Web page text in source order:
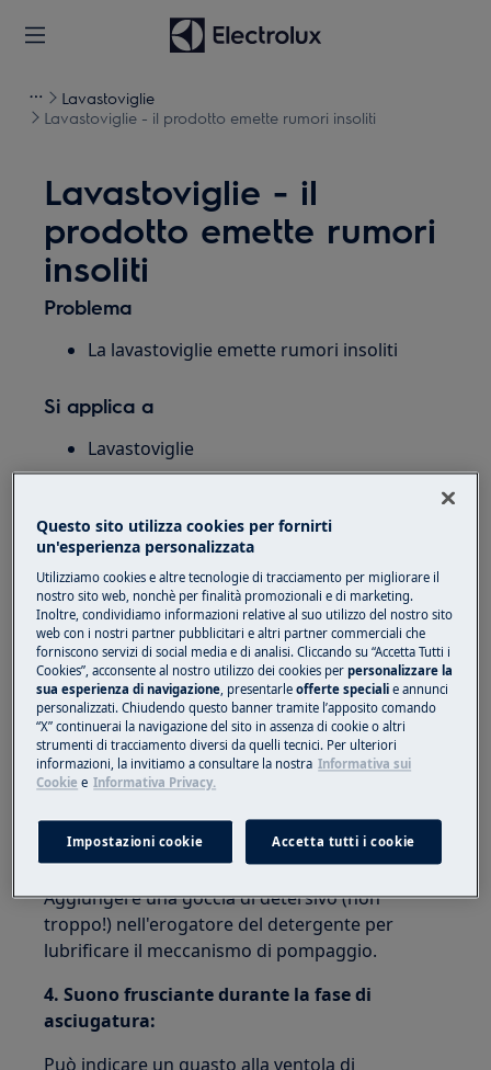
Lavastoviglie
Lavastoviglie - il prodotto emette rumori insoliti
Lavastoviglie - il
prodotto emette rumori
insoliti
Problema
La lavastoviglie emette rumori insoliti
Si applica a
Lavastoviglie
1. Rumore di ronzio subito dopo l'avvio:
Non c'è motivo di preoccuparsi, la lavastoviglie
avvia sempre un ciclo di lavaggio con un
programma di pompaggio, che produce questo
rumore.
2. Rumore forte o bussare:
Non c'è motivo di preoccuparsi, il rumore viene
prodotto dall'apertura del contenitore del
3. Segnale acustico durante il pompaggio:
Aggiungere una goccia di detersivo (non
troppo!) nell'erogatore del detergente per
lubrificare il meccanismo di pompaggio.
4. Suono frusciante durante la fase di
asciugatura:
Può indicare un guasto alla ventola di
Questo sito utilizza cookies per fornirti
un'esperienza personalizzata
Utilizziamo cookies e altre tecnologie di tracciamento per migliorare il
nostro sito web, nonchè per finalità promozionali e di marketing.
Inoltre, condividiamo informazioni relative al suo utilizzo del nostro sito
web con i nostri partner pubblicitari e altri partner commerciali che
forniscono servizi di social media e di analisi. Cliccando su “Accetta Tutti i
Cookies”, acconsente al nostro utilizzo dei cookies perpersonalizzare la
sua esperienza di navigazione, presentarleofferte speciali e annunci
personalizzati. Chiudendo questo banner tramite l’apposito comando
“X” continuerai la navigazione del sito in assenza di cookie o altri
strumenti di tracciamento diversi da quelli tecnici. Per ulteriori
informazioni, la invitiamo a consultare la nostra Informativa sui
Cookie e Informativa Privacy.
Impostazioni cookie Accetta tutti i cookie